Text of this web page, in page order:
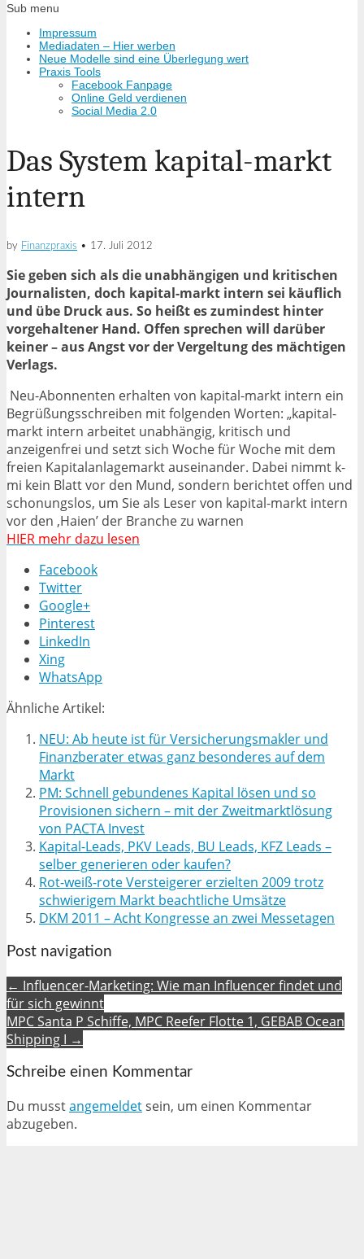
Sub menu
Impressum
Mediadaten – Hier werben
Neue Modelle sind eine Überlegung wert
Praxis Tools
Facebook Fanpage
Online Geld verdienen
Social Media 2.0
Das System kapital-markt
intern
by Finanzpraxis • 17. Juli 2012
Sie geben sich als die unabhängigen und kritischen
Journalisten, doch kapital-markt intern sei käuflich
und übe Druck aus. So heißt es zumindest hinter
vorgehaltener Hand. Offen sprechen will darüber
keiner – aus Angst vor der Vergeltung des mächtigen
Verlags.
Neu-Abonnenten erhalten von kapital-markt intern ein
Begrüßungsschreiben mit folgenden Worten: „kapital-
markt intern arbeitet unabhängig, kritisch und
anzeigenfrei und setzt sich Woche für Woche mit dem
freien Kapitalanlagemarkt auseinander. Dabei nimmt k-
mi kein Blatt vor den Mund, sondern berichtet offen und
schonungslos, um Sie als Leser von kapital-markt intern
vor den ,Haien’ der Branche zu warnen
HIER mehr dazu lesen
Facebook
Twitter
Google+
Pinterest
LinkedIn
Xing
WhatsApp
Ähnliche Artikel:
NEU: Ab heute ist für Versicherungsmakler und
Finanzberater etwas ganz besonderes auf dem
Markt
PM: Schnell gebundenes Kapital lösen und so
Provisionen sichern – mit der Zweitmarktlösung
von PACTA Invest
Kapital-Leads, PKV Leads, BU Leads, KFZ Leads –
selber generieren oder kaufen?
Rot-weiß-rote Versteigerer erzielten 2009 trotz
schwierigem Markt beachtliche Umsätze
DKM 2011 – Acht Kongresse an zwei Messetagen
Post navigation
← Influencer-Marketing: Wie man Influencer findet und
für sich gewinnt
MPC Santa P Schiffe, MPC Reefer Flotte 1, GEBAB Ocean
Shipping I →
Schreibe einen Kommentar
Du musstangemeldetsein, um einen Kommentar
abzugeben.